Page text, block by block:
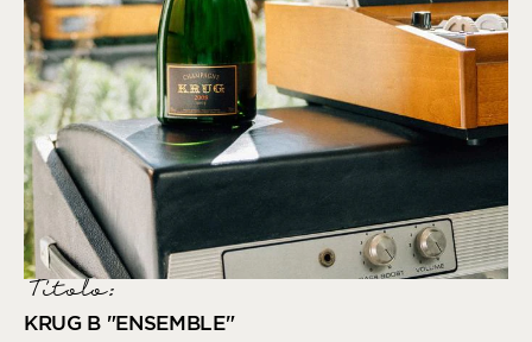
Titolo:
KRUG B "ENSEMBLE"